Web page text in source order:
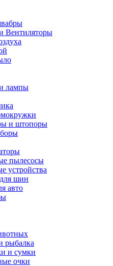
Вентиляторы
лампы
и штопоры
пылесосы
устройства
шин
авто
рыбалка
и сумки
очки